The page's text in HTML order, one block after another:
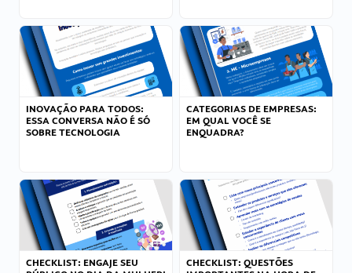
INOVAÇÃO PARA TODOS:
ESSA CONVERSA NÃO É SÓ
SOBRE TECNOLOGIA
CATEGORIAS DE EMPRESAS:
EM QUAL VOCÊ SE
ENQUADRA?
CHECKLIST: ENGAJE SEU
CHECKLIST: QUESTÕES